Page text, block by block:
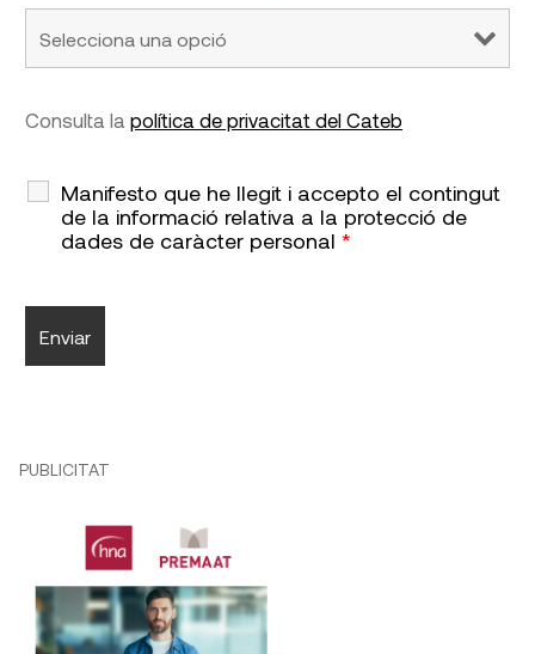
Consulta la política de privacitat del Cateb
Manifesto que he llegit i accepto el contingut
de la informació relativa a la protecció de
dades de caràcter personal *
PUBLICITAT